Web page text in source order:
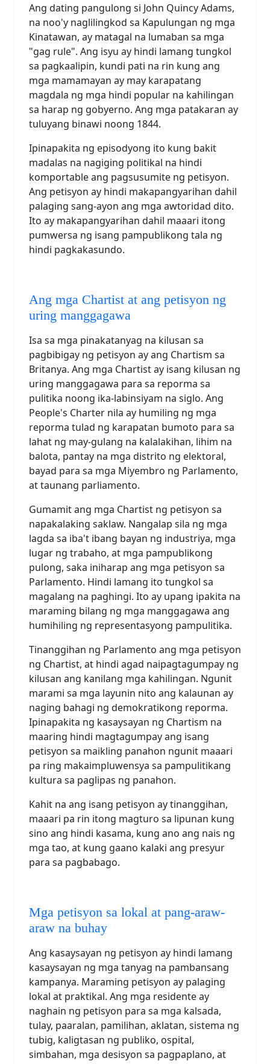
Ang dating pangulong si John Quincy Adams,
na noo'y naglilingkod sa Kapulungan ng mga
Kinatawan, ay matagal na lumaban sa mga
"gag rule". Ang isyu ay hindi lamang tungkol
sa pagkaalipin, kundi pati na rin kung ang
mga mamamayan ay may karapatang
magdala ng mga hindi popular na kahilingan
sa harap ng gobyerno. Ang mga patakaran ay
tuluyang binawi noong 1844.
Ipinapakita ng episodyong ito kung bakit
madalas na nagiging politikal na hindi
komportable ang pagsusumite ng petisyon.
Ang petisyon ay hindi makapangyarihan dahil
palaging sang-ayon ang mga awtoridad dito.
Ito ay makapangyarihan dahil maaari itong
pumwersa ng isang pampublikong tala ng
hindi pagkakasundo.
Ang mga Chartist at ang petisyon ng
uring manggagawa
Isa sa mga pinakatanyag na kilusan sa
pagbibigay ng petisyon ay ang Chartism sa
Britanya. Ang mga Chartist ay isang kilusan ng
uring manggagawa para sa reporma sa
pulitika noong ika-labinsiyam na siglo. Ang
People's Charter nila ay humiling ng mga
reporma tulad ng karapatan bumoto para sa
lahat ng may-gulang na kalalakihan, lihim na
balota, pantay na mga distrito ng elektoral,
bayad para sa mga Miyembro ng Parlamento,
at taunang parliamento.
Gumamit ang mga Chartist ng petisyon sa
napakalaking saklaw. Nangalap sila ng mga
lagda sa iba't ibang bayan ng industriya, mga
lugar ng trabaho, at mga pampublikong
pulong, saka iniharap ang mga petisyon sa
Parlamento. Hindi lamang ito tungkol sa
magalang na paghingi. Ito ay upang ipakita na
maraming bilang ng mga manggagawa ang
humihiling ng representasyong pampulitika.
Tinanggihan ng Parlamento ang mga petisyon
ng Chartist, at hindi agad naipagtagumpay ng
kilusan ang kanilang mga kahilingan. Ngunit
marami sa mga layunin nito ang kalaunan ay
naging bahagi ng demokratikong reporma.
Ipinapakita ng kasaysayan ng Chartism na
maaring hindi magtagumpay ang isang
petisyon sa maikling panahon ngunit maaari
pa ring makaimpluwensya sa pampulitikang
kultura sa paglipas ng panahon.
Kahit na ang isang petisyon ay tinanggihan,
maaari pa rin itong magturo sa lipunan kung
sino ang hindi kasama, kung ano ang nais ng
mga tao, at kung gaano kalaki ang presyur
para sa pagbabago.
Mga petisyon sa lokal at pang-araw-
araw na buhay
Ang kasaysayan ng petisyon ay hindi lamang
kasaysayan ng mga tanyag na pambansang
kampanya. Maraming petisyon ay palaging
lokal at praktikal. Ang mga residente ay
naghain ng petisyon para sa mga kalsada,
tulay, paaralan, pamilihan, aklatan, sistema ng
tubig, kaligtasan ng publiko, ospital,
simbahan, mga desisyon sa pagpaplano, at